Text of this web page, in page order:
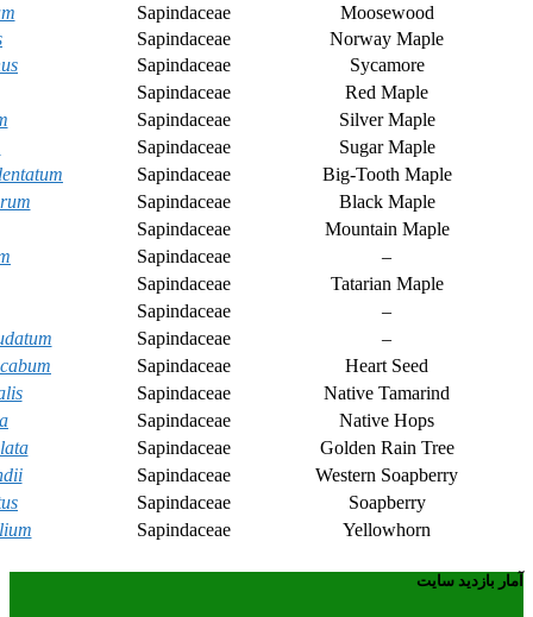
Moosewood
Sapindaceae
Norway Maple
Sapindaceae
Sycamore
Sapindaceae
Red Maple
Sapindaceae
Silver Maple
Sapindaceae
Sugar Maple
Sapindaceae
Big-Tooth Maple
Sapindaceae
Black Maple
Sapindaceae
Mountain Maple
Sapindaceae
–
Sapindaceae
Tatarian Maple
Sapindaceae
–
Sapindaceae
–
Sapindaceae
Heart Seed
Sapindaceae
Native Tamarind
Sapindaceae
Native Hops
Sapindaceae
Golden Rain Tree
Sapindaceae
Western Soapberry
Sapindaceae
Soapberry
Sapindaceae
Yellowhorn
Sapindaceae
آمار بازدید سایت